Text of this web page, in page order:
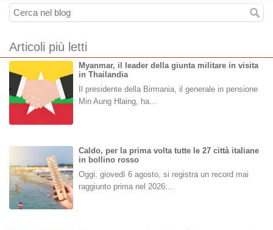
Articoli più letti
Myanmar, il leader della giunta militare in visita
in Thailandia
Il presidente della Birmania, il generale in pensione
Min Aung Hlaing, ha…
Caldo, per la prima volta tutte le 27 città italiane
in bollino rosso
Oggi, giovedì 6 agosto, si registra un record mai
raggiunto prima nel 2026:…